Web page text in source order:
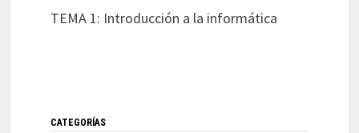
TEMA 1: Introducción a la informática
CATEGORÍAS